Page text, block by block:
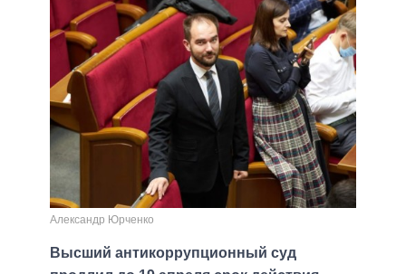
Александр Юрченко
Высший антикоррупционный суд